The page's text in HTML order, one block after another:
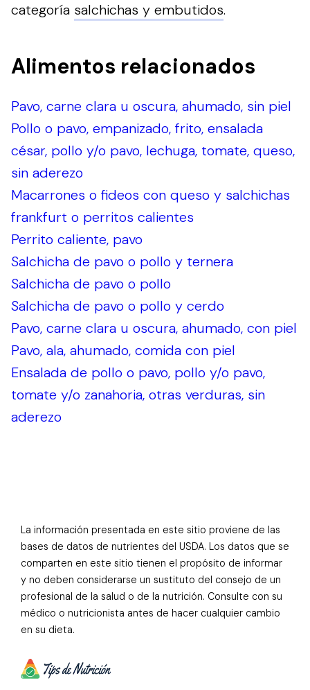
categoría salchichas y embutidos.
Alimentos relacionados
Pavo, carne clara u oscura, ahumado, sin piel
Pollo o pavo, empanizado, frito, ensalada
césar, pollo y/o pavo, lechuga, tomate, queso,
sin aderezo
Macarrones o fideos con queso y salchichas
frankfurt o perritos calientes
Perrito caliente, pavo
Salchicha de pavo o pollo y ternera
Salchicha de pavo o pollo
Salchicha de pavo o pollo y cerdo
Pavo, carne clara u oscura, ahumado, con piel
Pavo, ala, ahumado, comida con piel
Ensalada de pollo o pavo, pollo y/o pavo,
tomate y/o zanahoria, otras verduras, sin
aderezo
La información presentada en este sitio proviene de las
bases de datos de nutrientes del USDA. Los datos que se
comparten en este sitio tienen el propósito de informar
y no deben considerarse un sustituto del consejo de un
profesional de la salud o de la nutrición. Consulte con su
médico o nutricionista antes de hacer cualquier cambio
en su dieta.